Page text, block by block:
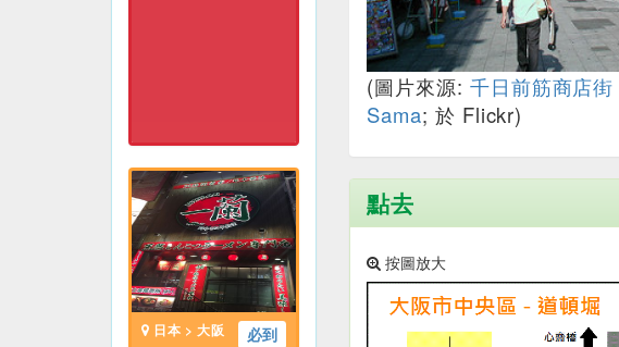
必到
日本 > 大阪
(圖片來源: 千日前筋商店街
Sama; 於 Flickr)
點去
按圖放大